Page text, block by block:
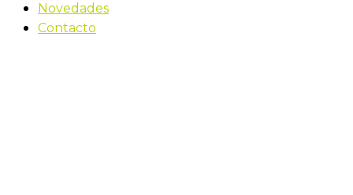
Novedades
Contacto